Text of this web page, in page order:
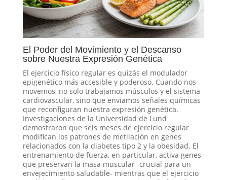
El Poder del Movimiento y el Descanso
sobre Nuestra Expresión Genética
El ejercicio físico regular es quizás el modulador
epigenético más accesible y poderoso. Cuando nos
movemos, no solo trabajamos músculos y el sistema
cardiovascular, sino que enviamos señales químicas
que reconfiguran nuestra expresión genética.
Investigaciones de la Universidad de Lund
demostraron que seis meses de ejercicio regular
modifican los patrones de metilación en genes
relacionados con la diabetes tipo 2 y la obesidad. El
entrenamiento de fuerza, en particular, activa genes
que preservan la masa muscular -crucial para un
envejecimiento saludable- mientras que el ejercicio